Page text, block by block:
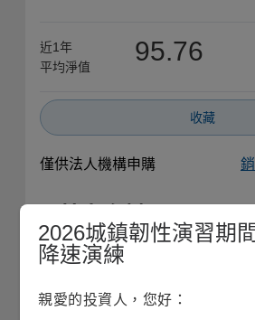
近1年
平均淨值
95.76
收藏
僅供法人機構申購
基金成立日
2026城鎮韌性演習期
降速演練
親愛的投資人，您好：